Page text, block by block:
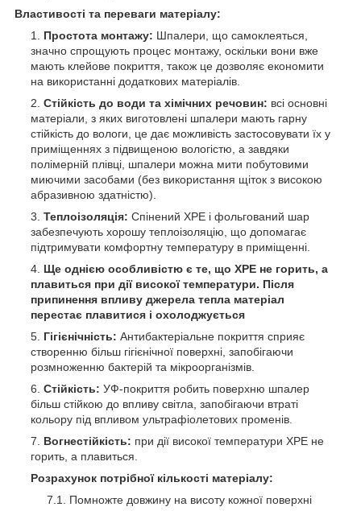
Властивості та переваги матеріалу:
Простота монтажу: Шпалери, що самоклеяться,
значно спрощують процес монтажу, оскільки вони вже
мають клейове покриття, також це дозволяє економити
на використанні додаткових матеріалів.
Стійкість до води та хімічних речовин: всі основні
матеріали, з яких виготовлені шпалери мають гарну
стійкість до вологи, це дає можливість застосовувати їх у
приміщеннях з підвищеною вологістю, а завдяки
полімерній плівці, шпалери можна мити побутовими
миючими засобами (без використання щіток з високою
абразивною здатністю).
Теплоізоляція: Спінений ХРЕ і фольгований шар
забезпечують хорошу теплоізоляцію, що допомагає
підтримувати комфортну температуру в приміщенні.
Ще однією особливістю є те, що ХРЕ не горить, а
плавиться при дії високої температури. Після
припинення впливу джерела тепла матеріал
перестає плавитися і охолоджується
Гігієнічність: Антибактеріальне покриття сприяє
створенню більш гігієнічної поверхні, запобігаючи
розмноженню бактерій та мікроорганізмів.
Стійкість: УФ-покриття робить поверхню шпалер
більш стійкою до впливу світла, запобігаючи втраті
кольору під впливом ультрафіолетових променів.
Вогнестійкість: при дії високої температури ХРЕ не
горить, а плавиться.
Розрахунок потрібної кількості матеріалу:
Помножте довжину на висоту кожної поверхні